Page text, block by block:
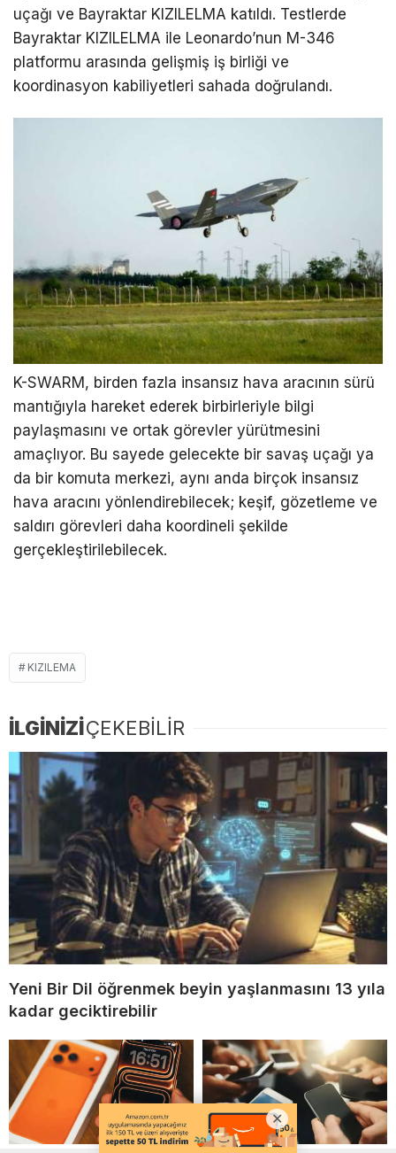
uçağı ve Bayraktar KIZILELMA katıldı. Testlerde
Bayraktar KIZILELMA ile Leonardo’nun M-346
platformu arasında gelişmiş iş birliği ve
koordinasyon kabiliyetleri sahada doğrulandı.
K-SWARM, birden fazla insansız hava aracının sürü
mantığıyla hareket ederek birbirleriyle bilgi
paylaşmasını ve ortak görevler yürütmesini
amaçlıyor. Bu sayede gelecekte bir savaş uçağı ya
da bir komuta merkezi, aynı anda birçok insansız
hava aracını yönlendirebilecek; keşif, gözetleme ve
saldırı görevleri daha koordineli şekilde
gerçekleştirilebilecek.
KIZILEMA
İLGİNİZİÇEKEBİLİR
Yeni Bir Dil öğrenmek beyin yaşlanmasını 13 yıla
kadar geciktirebilir